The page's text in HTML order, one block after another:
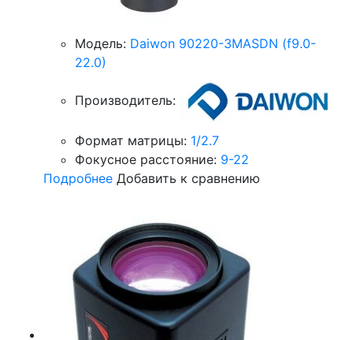
Модель: Daiwon 90220-3MASDN (f9.0-
22.0)
Производитель:
Формат матрицы: 1/2.7
Фокусное расстояние: 9-22
Подробнее Добавить к сравнению